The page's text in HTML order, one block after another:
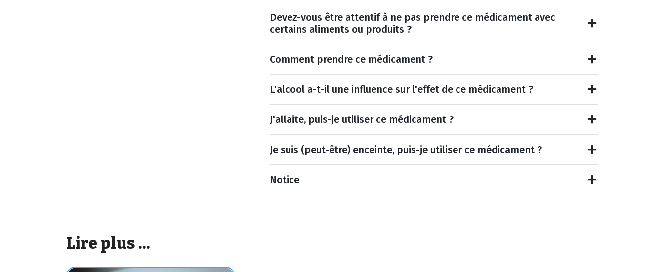
Devez-vous être attentif à ne pas prendre ce médicament avec
certains aliments ou produits ?
Comment prendre ce médicament ?
L'alcool a-t-il une influence sur l'effet de ce médicament ?
J'allaite, puis-je utiliser ce médicament ?
Je suis (peut-être) enceinte, puis-je utiliser ce médicament ?
Notice
Lire plus ...